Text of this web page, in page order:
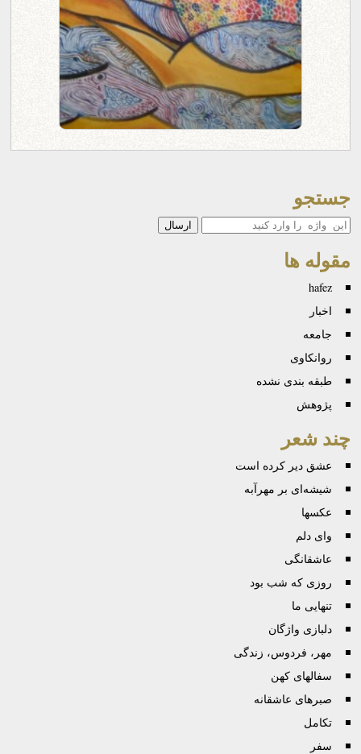
جستجو
جستجو
مقوله ها
hafez
اخبار
جامعه
روانكاوی
طبقه بندی نشده
پژوهش
چند شعر
عشق دیر کرده است
شیشه‌ای بر مهرآبه
عكسها
وای دلم
عاشقانگی
روزی که شب بود
تنهایی ما
دلبازی واژگان
مهر، فردوس، زندگی
سفالهای کهن
صبرهای عاشقانه
تکامل
سفر